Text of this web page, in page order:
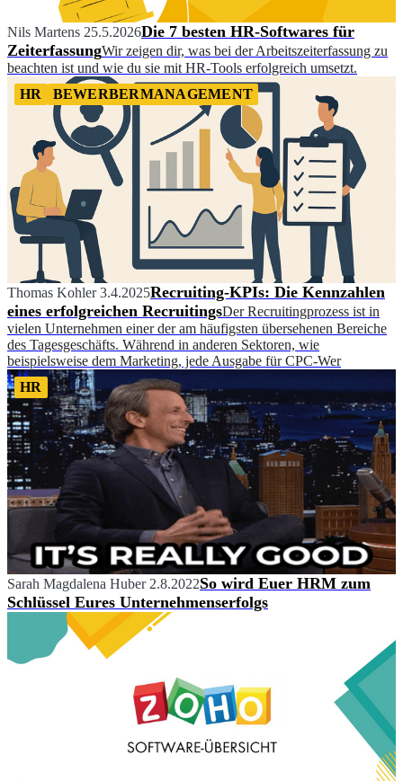
Nils Martens 25.5.2026Die 7 besten HR-Softwares für
ZeiterfassungWir zeigen dir, was bei der Arbeitszeiterfassung zu
beachten ist und wie du sie mit HR-Tools erfolgreich umsetzt.
HR
BEWERBERMANAGEMENT
Thomas Kohler 3.4.2025Recruiting-KPIs: Die Kennzahlen
eines erfolgreichen RecruitingsDer Recruitingprozess ist in
vielen Unternehmen einer der am häufigsten übersehenen Bereiche
des Tagesgeschäfts. Während in anderen Sektoren, wie
beispielsweise dem Marketing, jede Ausgabe für CPC-Wer
HR
Sarah Magdalena Huber 2.8.2022So wird Euer HRM zum
Schlüssel Eures Unternehmenserfolgs